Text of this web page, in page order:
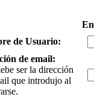
de Usuario:
de email:
ser la dirección
que introdujo al